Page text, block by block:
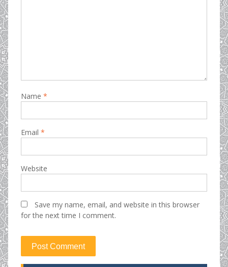
Name *
Email *
Website
Save my name, email, and website in this browser
for the next time I comment.